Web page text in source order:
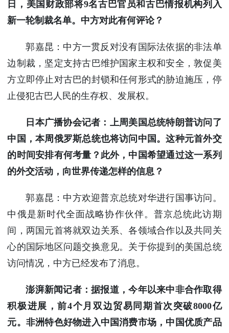
日，美国财政部将9名古巴官员和古巴情报机构列入
新一轮制裁名单。中方对此有何评论？
郭嘉昆：中方一贯反对没有国际法依据的非法单
边制裁，坚定支持古巴维护国家主权和安全，敦促美
方立即停止对古巴的封锁和任何形式的胁迫施压，停
止侵犯古巴人民的生存权、发展权。
日本广播协会记者：上周美国总统特朗普访问了
中国，本周俄罗斯总统也将访问中国。这种元首外交
的时间安排有何考量？此外，中国希望通过这一系列
的外交活动，向世界传递怎样的信息？
郭嘉昆：中方欢迎普京总统对华进行国事访问。
中俄是新时代全面战略协作伙伴。普京总统此访期
间，两国元首将就双边关系、各领域合作以及共同关
心的国际地区问题交换意见。关于你提到的美国总统
访问情况，中方已经发布了消息。
澎湃新闻记者：据报道，今年以来中非合作取得
积极进展，前4个月双边贸易同期首次突破8000亿
元。非洲特色好物进入中国消费市场，中国优质产品